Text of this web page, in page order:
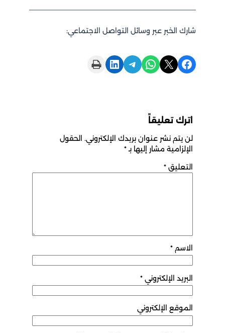
شارك الخبر عبر وسائل التواصل الاجتماعي:
Share on Facebook
Share on X
Share on WhatsApp
Share on Telegram
Share on LinkedIn
Print this Page
اترك تعليقاً
لن يتم نشر عنوان بريدك الإلكتروني. الحقول
الإلزامية مشار إليها بـ*
التعليق *
الاسم *
البريد الإلكتروني *
الموقع الإلكتروني